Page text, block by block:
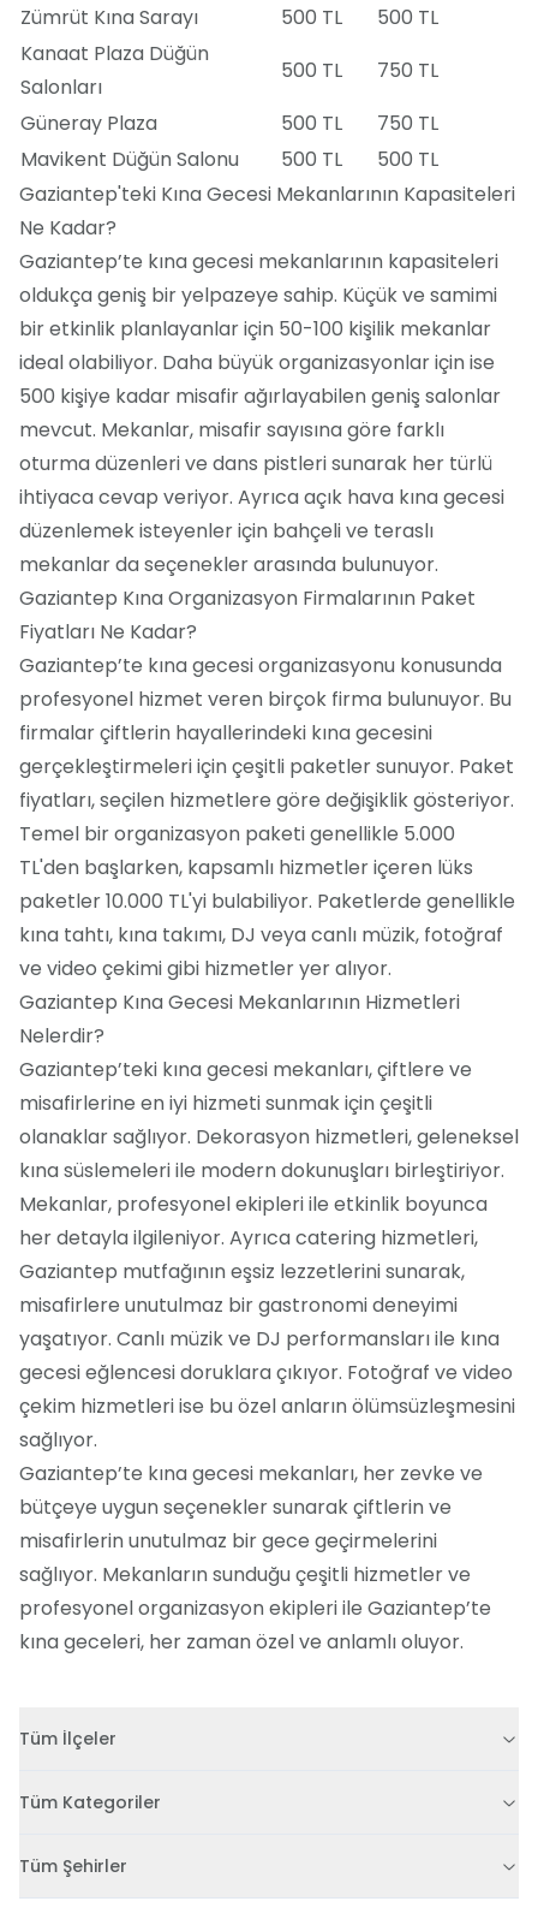
Zümrüt Kına Sarayı
500 TL
500 TL
Kanaat Plaza Düğün
Salonları
500 TL
750 TL
Güneray Plaza
500 TL
750 TL
Mavikent Düğün Salonu
500 TL
500 TL
Gaziantep'teki Kına Gecesi Mekanlarının Kapasiteleri
Ne Kadar?
Gaziantep’te kına gecesi mekanlarının kapasiteleri
oldukça geniş bir yelpazeye sahip. Küçük ve samimi
bir etkinlik planlayanlar için 50-100 kişilik mekanlar
ideal olabiliyor. Daha büyük organizasyonlar için ise
500 kişiye kadar misafir ağırlayabilen geniş salonlar
mevcut. Mekanlar, misafir sayısına göre farklı
oturma düzenleri ve dans pistleri sunarak her türlü
ihtiyaca cevap veriyor. Ayrıca açık hava kına gecesi
düzenlemek isteyenler için bahçeli ve teraslı
mekanlar da seçenekler arasında bulunuyor.
Gaziantep Kına Organizasyon Firmalarının Paket
Fiyatları Ne Kadar?
Gaziantep’te kına gecesi organizasyonu konusunda
profesyonel hizmet veren birçok firma bulunuyor. Bu
firmalar çiftlerin hayallerindeki kına gecesini
gerçekleştirmeleri için çeşitli paketler sunuyor. Paket
fiyatları, seçilen hizmetlere göre değişiklik gösteriyor.
Temel bir organizasyon paketi genellikle 5.000
TL'den başlarken, kapsamlı hizmetler içeren lüks
paketler 10.000 TL'yi bulabiliyor. Paketlerde genellikle
kına tahtı, kına takımı, DJ veya canlı müzik, fotoğraf
ve video çekimi gibi hizmetler yer alıyor.
Gaziantep Kına Gecesi Mekanlarının Hizmetleri
Nelerdir?
Gaziantep’teki kına gecesi mekanları, çiftlere ve
misafirlerine en iyi hizmeti sunmak için çeşitli
olanaklar sağlıyor. Dekorasyon hizmetleri, geleneksel
kına süslemeleri ile modern dokunuşları birleştiriyor.
Mekanlar, profesyonel ekipleri ile etkinlik boyunca
her detayla ilgileniyor. Ayrıca catering hizmetleri,
Gaziantep mutfağının eşsiz lezzetlerini sunarak,
misafirlere unutulmaz bir gastronomi deneyimi
yaşatıyor. Canlı müzik ve DJ performansları ile kına
gecesi eğlencesi doruklara çıkıyor. Fotoğraf ve video
çekim hizmetleri ise bu özel anların ölümsüzleşmesini
sağlıyor.
Gaziantep’te kına gecesi mekanları, her zevke ve
bütçeye uygun seçenekler sunarak çiftlerin ve
misafirlerin unutulmaz bir gece geçirmelerini
sağlıyor. Mekanların sunduğu çeşitli hizmetler ve
profesyonel organizasyon ekipleri ile Gaziantep’te
kına geceleri, her zaman özel ve anlamlı oluyor.
Tüm İlçeler
Tüm Kategoriler
Tüm Şehirler